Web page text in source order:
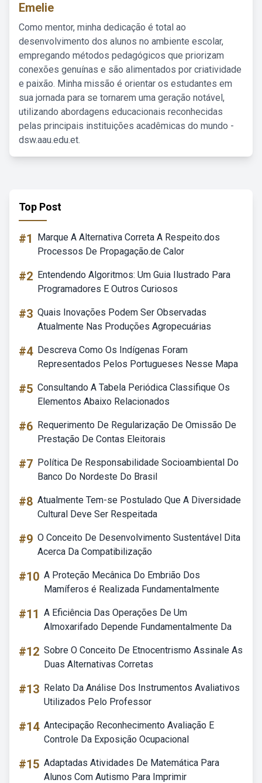
Emelie
Como mentor, minha dedicação é total ao
desenvolvimento dos alunos no ambiente escolar,
empregando métodos pedagógicos que priorizam
conexões genuínas e são alimentados por criatividade
e paixão. Minha missão é orientar os estudantes em
sua jornada para se tornarem uma geração notável,
utilizando abordagens educacionais reconhecidas
pelas principais instituições acadêmicas do mundo -
dsw.aau.edu.et.
Top Post
#1
Marque A Alternativa Correta A Respeito.dos
Processos De Propagação.de Calor
#2 Entendendo Algoritmos: Um Guia Ilustrado Para
Programadores E Outros Curiosos
#3 Quais Inovações Podem Ser Observadas
Atualmente Nas Produções Agropecuárias
#4 Descreva Como Os Indígenas Foram
Representados Pelos Portugueses Nesse Mapa
#5 Consultando A Tabela Periódica Classifique Os
Elementos Abaixo Relacionados
#6 Requerimento De Regularização De Omissão De
Prestação De Contas Eleitorais
#7 Política De Responsabilidade Socioambiental Do
Banco Do Nordeste Do Brasil
#8 Atualmente Tem-se Postulado Que A Diversidade
Cultural Deve Ser Respeitada
#9 O Conceito De Desenvolvimento Sustentável Dita
Acerca Da Compatibilização
#10 A Proteção Mecânica Do Embrião Dos
Mamíferos é Realizada Fundamentalmente
#11 A Eficiência Das Operações De Um
Almoxarifado Depende Fundamentalmente Da
#12 Sobre O Conceito De Etnocentrismo Assinale As
Duas Alternativas Corretas
#13 Relato Da Análise Dos Instrumentos Avaliativos
Utilizados Pelo Professor
#14 Antecipação Reconhecimento Avaliação E
Controle Da Exposição Ocupacional
#15 Adaptadas Atividades De Matemática Para
Alunos Com Autismo Para Imprimir